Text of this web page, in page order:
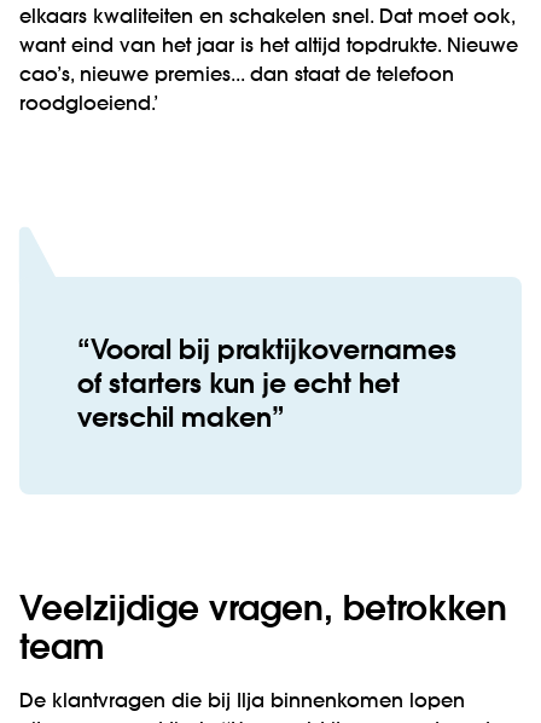
elkaars kwaliteiten en schakelen snel. Dat moet ook,
want eind van het jaar is het altijd topdrukte. Nieuwe
cao’s, nieuwe premies... dan staat de telefoon
roodgloeiend.’
Vooral bij praktijkovernames
of starters kun je echt het
verschil maken
Veelzijdige vragen, betrokken
team
De klantvragen die bij Ilja binnenkomen lopen